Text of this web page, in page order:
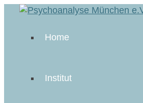
Home
Institut